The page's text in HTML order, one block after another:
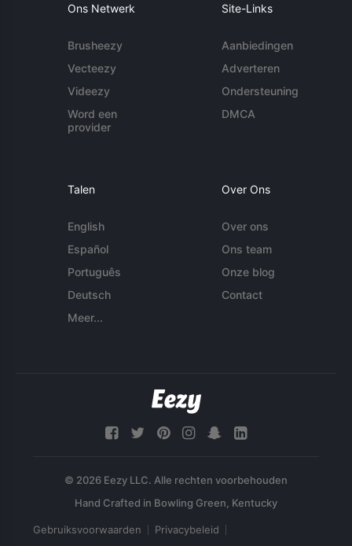
Ons Netwerk
Brusheezy
Vecteezy
Videezy
Word een
provider
Site-Links
Aanbiedingen
Adverteren
Ondersteuning
DMCA
Talen
English
Español
Português
Deutsch
Meer...
Over Ons
Over ons
Ons team
Onze blog
Contact
© 2026 Eezy LLC. Alle rechten voorbehouden
Gebruiksvoorwaarden Privacybeleid